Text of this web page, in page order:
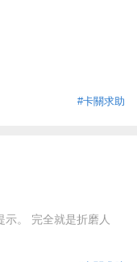
#卡關求助
。 完全就是折磨人